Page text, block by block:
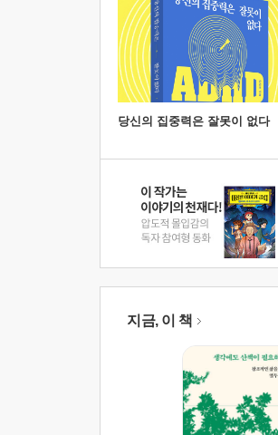
당신의 집중력은 잘못이 없다
지금, 이 책